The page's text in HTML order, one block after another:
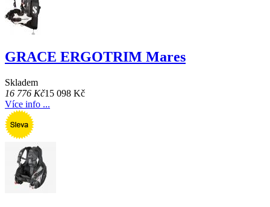
GRACE ERGOTRIM Mares
Skladem
16 776 Kč15 098 Kč
Více info ...